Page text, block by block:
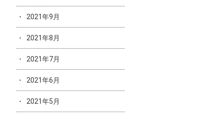
2021年9月
2021年8月
2021年7月
2021年6月
2021年5月